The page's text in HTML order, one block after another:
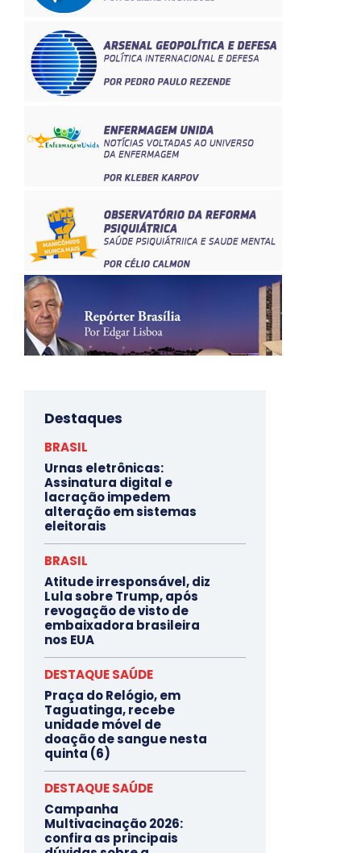
Destaques
BRASIL
Urnas eletrônicas:
Assinatura digital e
lacração impedem
alteração em sistemas
eleitorais
BRASIL
Atitude irresponsável, diz
Lula sobre Trump, após
revogação de visto de
embaixadora brasileira
nos EUA
DESTAQUE SAÚDE
Praça do Relógio, em
Taguatinga, recebe
unidade móvel de
doação de sangue nesta
quinta (6)
DESTAQUE SAÚDE
Campanha
Multivacinação 2026:
confira as principais